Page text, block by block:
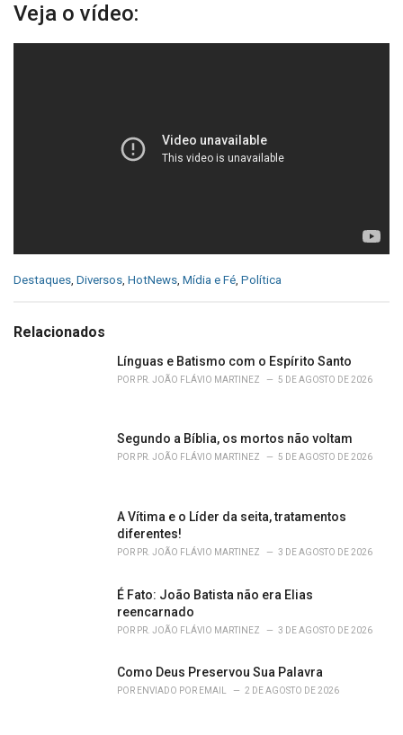
Veja o vídeo:
C
e
Destaques, Diversos, HotNews, Mídia e Fé, Política
Relacionados
Línguas e Batismo com o Espírito Santo
POR PR. JOÃO FLÁVIO MARTINEZ 5 DE AGOSTO DE 2026
Segundo a Bíblia, os mortos não voltam
POR PR. JOÃO FLÁVIO MARTINEZ 5 DE AGOSTO DE 2026
A Vítima e o Líder da seita, tratamentos
diferentes!
POR PR. JOÃO FLÁVIO MARTINEZ 3 DE AGOSTO DE 2026
É Fato: João Batista não era Elias
reencarnado
POR PR. JOÃO FLÁVIO MARTINEZ 3 DE AGOSTO DE 2026
Como Deus Preservou Sua Palavra
POR ENVIADO POR EMAIL 2 DE AGOSTO DE 2026